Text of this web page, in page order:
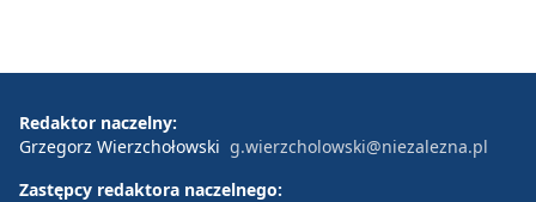
Redaktor naczelny:
Grzegorz Wierzchołowski g.wierzcholowski@niezalezna.pl
Zastępcy redaktora naczelnego: